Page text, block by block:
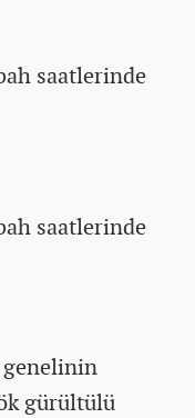
saatlerinde
saatlerinde
genelinin
gürültülü